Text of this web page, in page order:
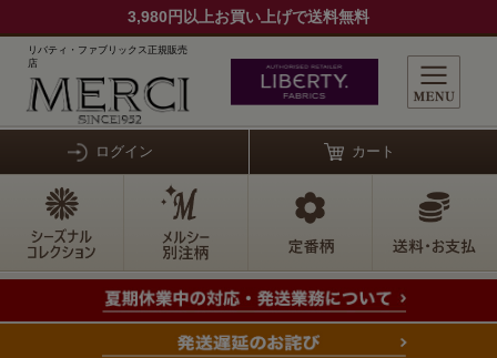
3,980円以上お買い上げで送料無料
リバティ・ファブリックス正規販売
店
ログイン カート